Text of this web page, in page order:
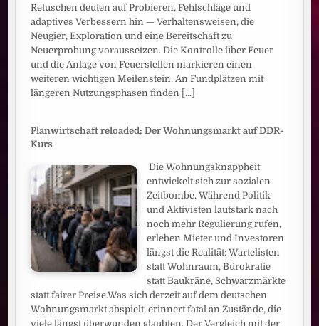
Retuschen deuten auf Probieren, Fehlschläge und
adaptives Verbessern hin — Verhaltensweisen, die
Neugier, Exploration und eine Bereitschaft zu
Neuerprobung voraussetzen. Die Kontrolle über Feuer
und die Anlage von Feuerstellen markieren einen
weiteren wichtigen Meilenstein. An Fundplätzen mit
längeren Nutzungsphasen finden [...]
Planwirtschaft reloaded: Der Wohnungsmarkt auf DDR-
Kurs
Die Wohnungsknappheit
entwickelt sich zur sozialen
Zeitbombe. Während Politik
und Aktivisten lautstark nach
noch mehr Regulierung rufen,
erleben Mieter und Investoren
längst die Realität: Wartelisten
statt Wohnraum, Bürokratie
statt Baukräne, Schwarzmärkte
statt fairer Preise.Was sich derzeit auf dem deutschen
Wohnungsmarkt abspielt, erinnert fatal an Zustände, die
viele längst überwunden glaubten. Der Vergleich mit der